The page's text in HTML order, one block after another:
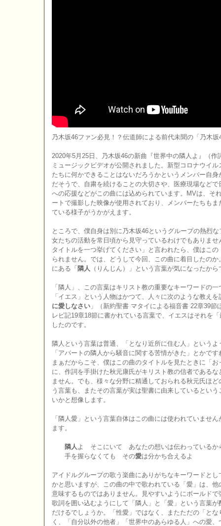
乃木坂46ファン必見！？伝道師による前代未聞の「乃木
2020年5月25日、乃木坂46の新曲『世界中の隣人よ』（
ミュージックビデオが公開されました。新型コロナウイ
たちに何かできることはないだろうかというメンバー自
だそうで、自粛を続けることの大切さや、医療現場など
への応援などがこの曲には込められています。MVは、そ
ートで撮影した映像が使用されており、メンバーたちも
ている様子がうかがえます。
ところで、僕自身は別に乃木坂46というグループの熱烈
女たちの活動を常日頃から見守っているわけでもありま
タイトルを一つ挙げてください」と言われたら、僕はこ
られません。では、どうして今回、この曲に着目したの
にある「隣人 （りんじん）」という言葉が気になったから
「隣人」、この言葉はキリスト教の重要なキーワードの
「イエス」という人物はかつて、人々に次のような教え
に愛しなさい 」（新約聖書 マタイによる福音書 22章39
レビ記19章18節に書かれている言葉で、イエスはそれを
したのです。
隣人という言葉は普通、「となり近所に住む人」という
「アパートの隣人から騒音に関する苦情がきた」とかで
まぁだからこそ、僕はこの曲のタイトルを見たときに「
に、作詞を手掛けた秋元康氏がキリスト教の信者である
ません。でも、様々な分野に精通しておられる秋元氏ほ
う言葉も、またその言葉が実は聖書に由来しているとい
いかと想像します。
「隣人愛」という言葉自体はこの曲には使われていませ
ます。
隣人 よ そこにいて あなたの想いは伝わっているか
手を握らなくても その愛は分かち合えるよ
アイドルグループの歌う楽曲にありがちなキーワードと
かと思いますが、この曲の中で歌われている「愛」は、
意味するものではありません。見やすいようにボールド
歌詞を囲い込むようにして「隣人」と「愛」という言葉
だけるでしょうか。「性愛」ではなく、またただの「と
く、「自分以外の他者」「世界中のあらゆる人」への愛